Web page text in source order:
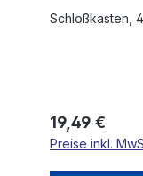
Schloßkasten,
Regulärer
19,49 €
Preise inkl.